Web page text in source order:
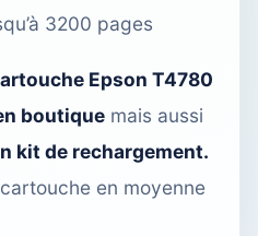
3200 pages
Epson T4780
boutique mais aussi
kit de rechargement.
en moyenne